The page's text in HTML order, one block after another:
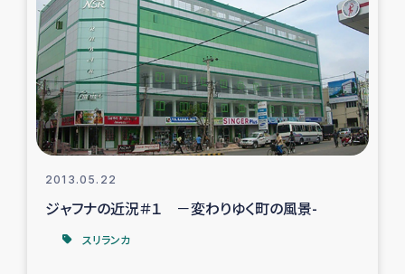
ジェクト
復興支援事業
民際教育事業
女性グループPIFWANITAによる食品加工事業
ガザ人道支援
令和6年能登半島地震 緊急支援
2013.05.22
ジャフナの近況＃１ －変わりゆく町の風景-
スリランカ